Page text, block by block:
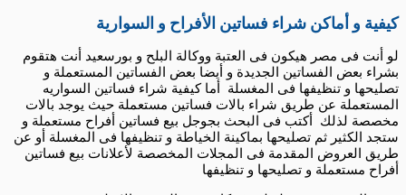
كيفية و أماكن شراء فساتين الأفراح و السوارية
لو أنت فى مصر هيكون فى العتبة ووكالة البلح و بورسعيد أنت هتقوم
بشراء بعض الفساتين الجديدة و أيضا بعض الفساتين المستعملة و
تصليحها و تنظيفها فى المغسلة أما كيفية شراء فساتين السواريه
المستعملة عن طريق شراء بالات فساتين مستعملة حيث يوجد بالات
مخصصة لذلك أكتب فى البحث بجوجل بيع فساتين أفراح مستعملة و
ستجد الكثير ثم تصليحها بماكينة الخياطة و تنظيفها فى المغسلة أو عن
طريق العروض المقدمة فى المجلات المخصصة لأعلانات بيع فساتين
أفراح مستعملة و تصليحها و تنظيفها